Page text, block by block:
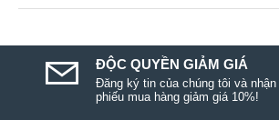
ĐỘC QUYỀN GIẢM GIÁ
Đăng ký tin của chúng tôi và
phiếu mua hàng giảm giá 10%!